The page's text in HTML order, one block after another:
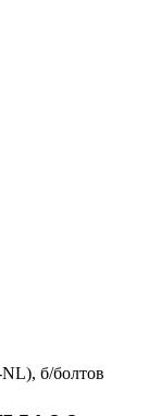
б/болтов